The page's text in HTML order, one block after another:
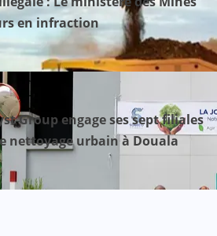
en infraction
Group engage ses sept filiales
nettoyage urbain à Douala